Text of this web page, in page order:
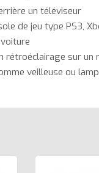
un téléviseur
de jeu type PS3,
rétroéclairage sur un
veilleuse ou